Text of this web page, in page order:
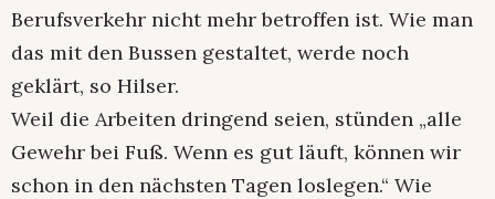
Berufsverkehr nicht mehr betroffen ist. Wie man
das mit den Bussen gestaltet, werde noch
geklärt, so Hilser.
Weil die Arbeiten dringend seien, stünden „alle
Gewehr bei Fuß. Wenn es gut läuft, können wir
schon in den nächsten Tagen loslegen.“ Wie